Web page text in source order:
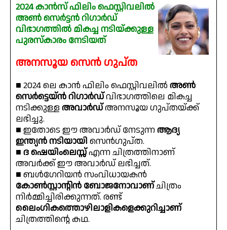
2024 കാൻസ് ഫിലിം ഫെസ്റ്റിവലിൽ
അൺ സെർട്ടൻ റിഗാർഡ്
വിഭാഗത്തിൽ മികച്ച നടിയ്ക്കുള്ള
പുരസ്‌കാരം നേടിയത്
അനസൂയ സെൻ ഗുപ്ത
■ 2024 ലെ കാൻ ഫിലിം ഫെസ്റ്റിവലിൽ അൺ
സെർട്ടെയ്ൻ റിഗാർഡ്വിഭാഗത്തിലെ മികച്ച
നടിക്കുള്ള അവാർഡ്അനസൂയ ഗുപ്തയ്ക്ക്
ലഭിച്ചു.
■ ഇതോടെ ഈ അവാർഡ് നേടുന്നആദ്യ
ഇന്ത്യൻ നടിയായി സെൻഗുപ്ത.
■ ദ ഷെയിംലെസ്സ്എന്ന ചിത്രത്തിനാണ്
അവർക്ക് ഈ അവാർഡ് ലഭിച്ചത്.
■ ബൾഗേറിയൻ സംവിധായകൻ
കോൺസ്റ്റാൻ്റിൻ ബോജനോവാണ്ചിത്രം
നിർമ്മിച്ചിരിക്കുന്നത്. രണ്ട്
ലൈംഗികത്തൊഴിലാളികളെക്കുറിച്ചാണ്
ചിത്രത്തിൻ്റെ കഥ.